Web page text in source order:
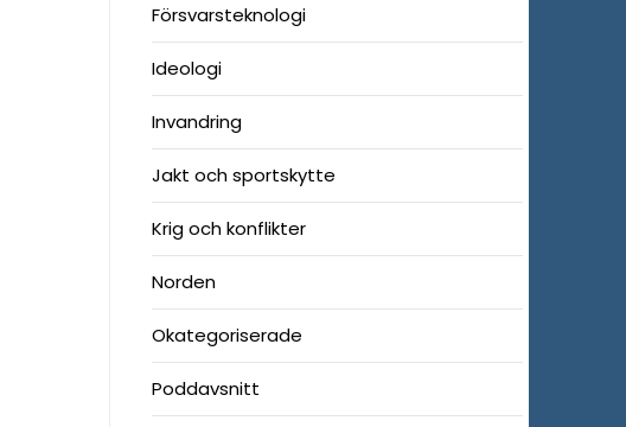
Försvarsteknologi
Ideologi
Invandring
Jakt och sportskytte
Krig och konflikter
Norden
Okategoriserade
Poddavsnitt